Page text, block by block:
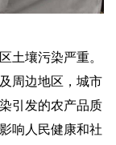
土壤污染严重。
周边地区，城市
引发的农产品质
响人民健康和社